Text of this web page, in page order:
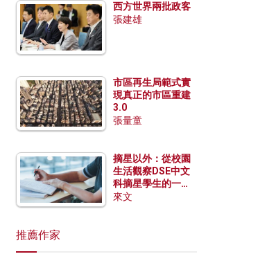
西方世界兩批政客
張建雄
市區再生局範式實
現真正的市區重建
3.0
張量童
摘星以外：從校園
生活觀察DSE中文
科摘星學生的一點
特質
來文
推薦作家